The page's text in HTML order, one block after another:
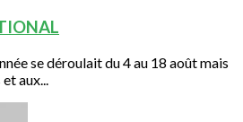
se déroulait du 4 au 18 août mais
aux...